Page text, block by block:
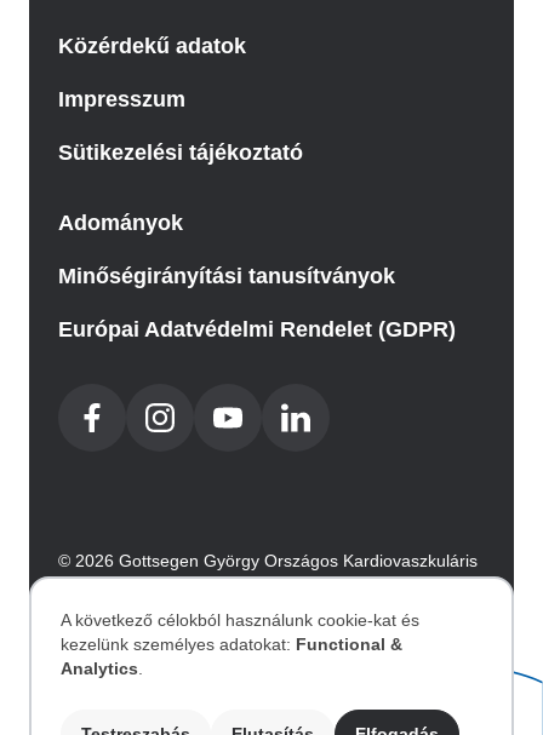
Közérdekű adatok
Impresszum
Sütikezelési tájékoztató
Adományok
Minőségirányítási tanusítványok
Európai Adatvédelmi Rendelet (GDPR)
© 2026 Gottsegen György Országos Kardiovaszkuláris
Intézet. Minden jog fenntartva.
Személyes
A következő célokból használunk cookie-kat és
kezelünk személyes adatokat: Functional &
Analytics